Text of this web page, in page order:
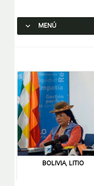
MENÚ
BOLIVIA, LITIO